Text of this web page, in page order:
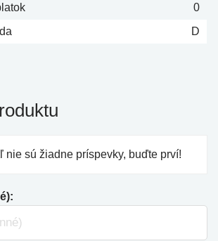
0
D
nie sú žiadne príspevky, buďte prví!